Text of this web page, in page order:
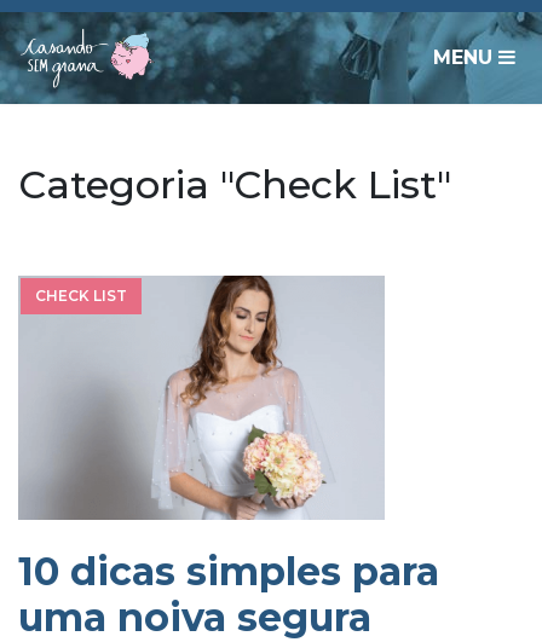
MENU
Categoria "Check List"
CHECK LIST
10 dicas simples para
uma noiva segura